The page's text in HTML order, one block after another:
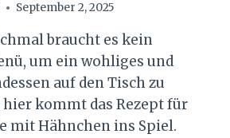
September 2, 2025
braucht es kein
um ein wohliges und
auf den Tisch zu
hier kommt das Rezept für
mit Hähnchen ins Spiel.